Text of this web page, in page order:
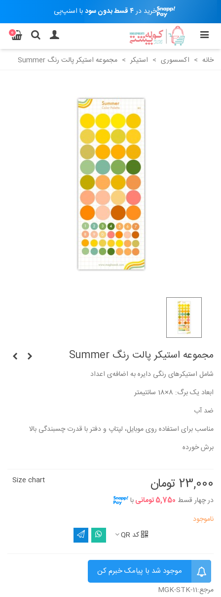
خرید در۴ قسط بدون سود با اسنپ‌پی
0
خانه > اکسسوری > استیکر > مجموعه استیکر پالت رنگ Summer
مجموعه استیکر پالت رنگ Summer
شامل استیکرهای رنگی دایره به اضافه‌ی اعداد
ابعاد یک برگ: 8×18 سانتیمتر
ضد آب
مناسب برای استفاده روی موبایل، لپتاپ و دفتر با قدرت چسبندگی بالا
برش خورده
23,000 تومان
در چهار قسط 5,750 تومانی با
Size chart
ناموجود
کد QR
موجود شد با پیامک خبرم کن
مرجع:MGK-STK-11